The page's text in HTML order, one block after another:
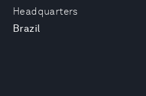
Headquarters
Brazil